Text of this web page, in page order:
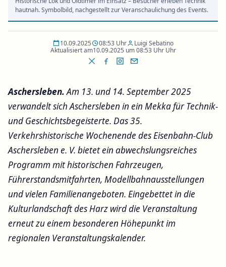
hautnah. Symbolbild, nachgestellt zur Veranschaulichung des Events.
10.09.2025 08:53 Uhr
Luigi Sebatino
Aktualisiert am10.09.2025 um 08:53 Uhr Uhr
Aschersleben.Am 13. und 14. September 2025
verwandelt sich Aschersleben in ein Mekka für Technik-
und Geschichtsbegeisterte. Das 35.
Verkehrshistorische Wochenende des Eisenbahn-Club
Aschersleben e. V. bietet ein abwechslungsreiches
Programm mit historischen Fahrzeugen,
Führerstandsmitfahrten, Modellbahnausstellungen
und vielen Familienangeboten. Eingebettet in die
Kulturlandschaft des Harz wird die Veranstaltung
erneut zu einem besonderen Höhepunkt im
regionalen Veranstaltungskalender.